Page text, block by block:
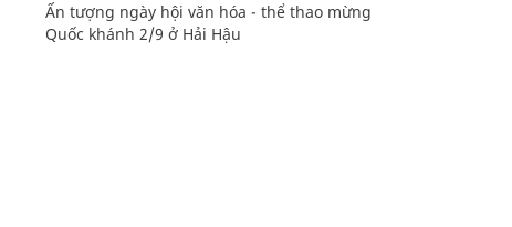
Ấn tượng ngày hội văn hóa - thể thao mừng
Quốc khánh 2/9 ở Hải Hậu